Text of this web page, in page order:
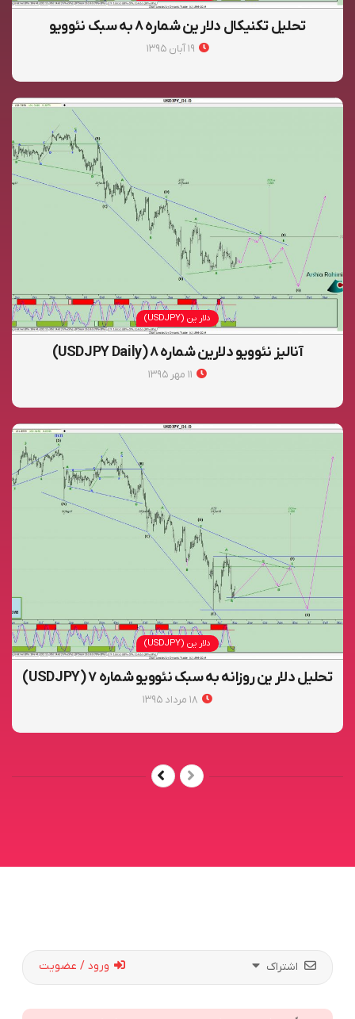
تحلیل تکنیکال دلار ین شماره ۸ به سبک نئوویو
دلار ین (USDJPY)
آنالیز نئوویو دلارین شماره ۸ (USDJPY Daily)
دلار ین (USDJPY)
تحلیل دلار ین روزانه به سبک نئوویو شماره ۷ (USDJPY)
اشتراک ورود / عضویت